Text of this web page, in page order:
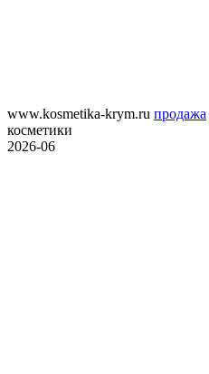
www.kosmetika-krym.ru продажа
косметики
2026-06